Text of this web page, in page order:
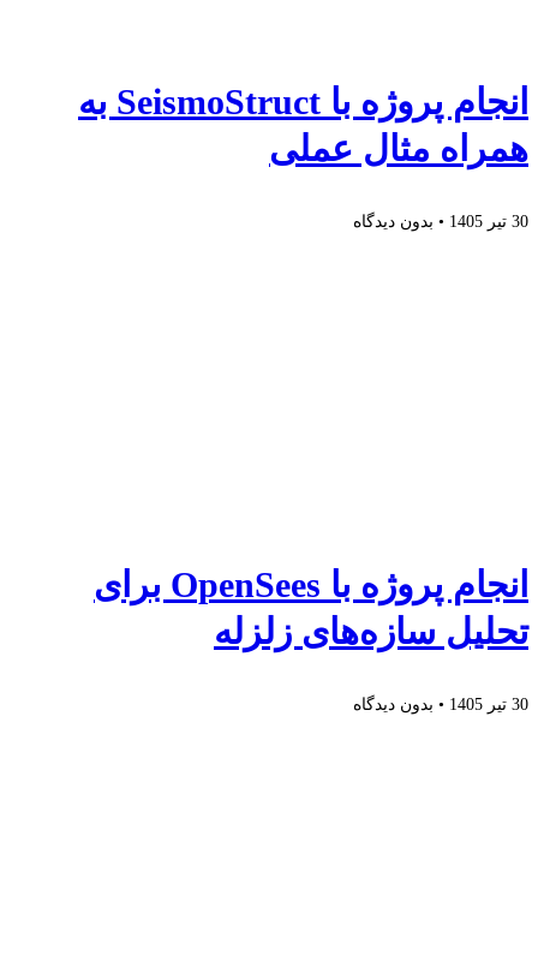
انجام پروژه با SeismoStruct به
همراه مثال عملی
30 تیر 1405 بدون دیدگاه
انجام پروژه با OpenSees برای
تحلیل سازه‌های زلزله
30 تیر 1405 بدون دیدگاه